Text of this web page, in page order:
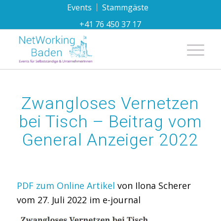
Events
Stammgäste
+41 76 450 37 17
Zwangloses Vernetzen
bei Tisch – Beitrag vom
General Anzeiger 2022
PDF zum Online Artikel von Ilona Scherer
vom 27. Juli 2022 im e-journal